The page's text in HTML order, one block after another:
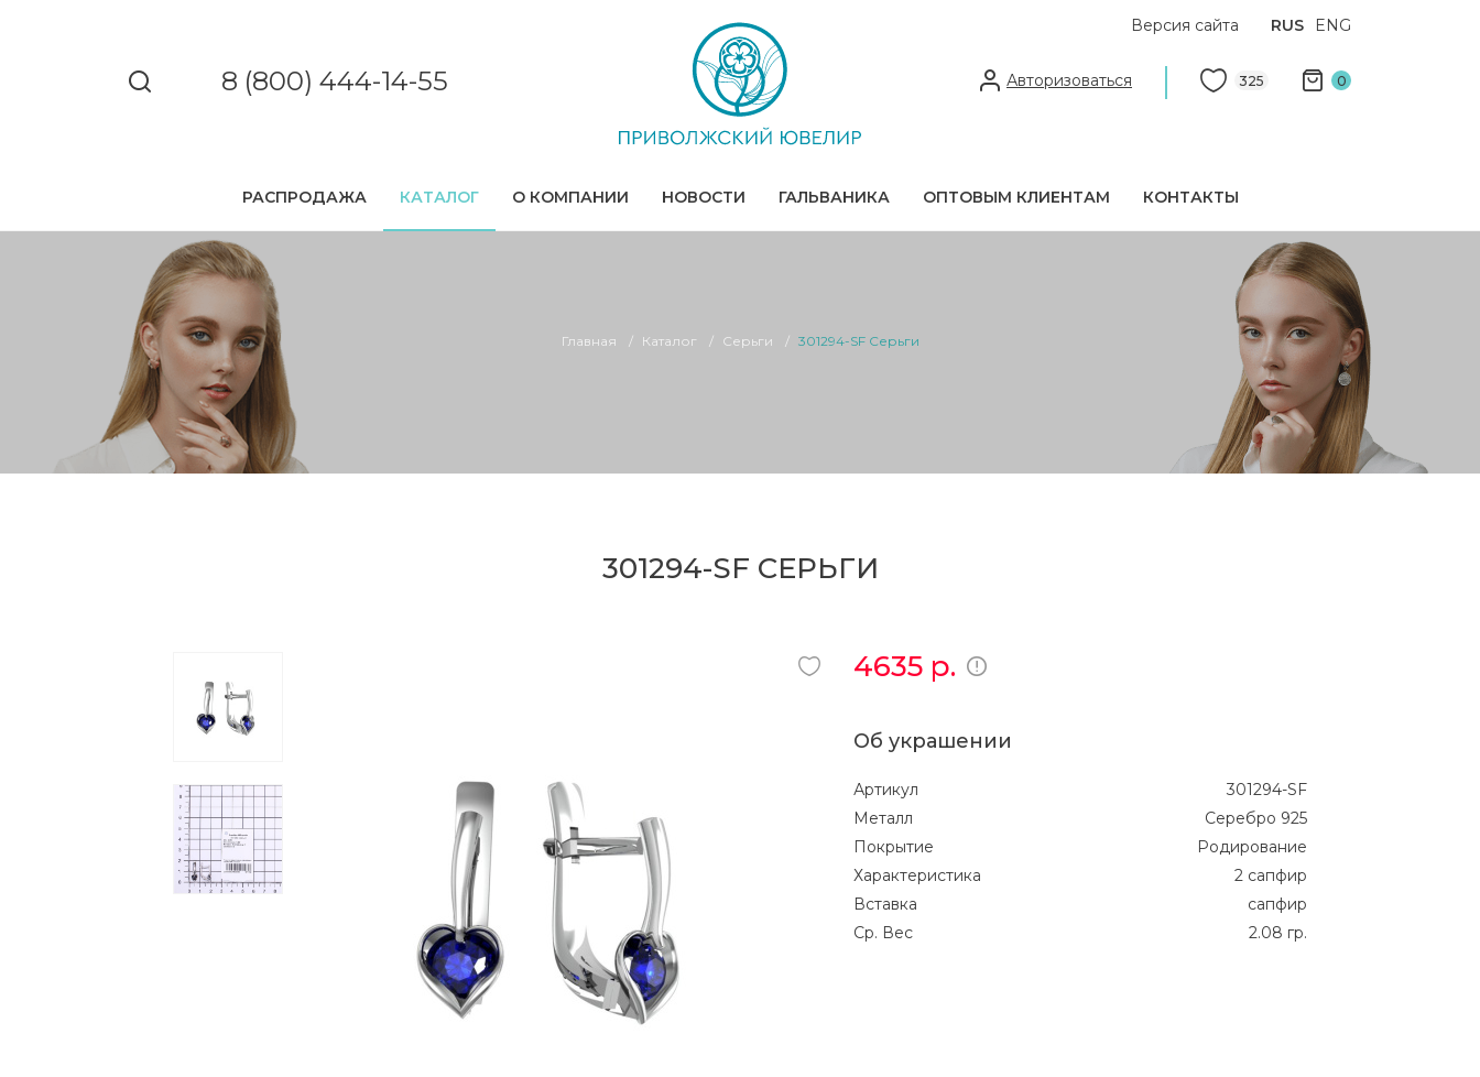
8 (800) 444-14-55
Версия сайта RUS ENG
Авторизоваться 325 0
РАСПРОДАЖА КАТАЛОГ О КОМПАНИИ НОВОСТИ ГАЛЬВАНИКА ОПТОВЫМ КЛИЕНТАМ КОНТАКТЫ
Главная Каталог Серьги 301294-SF Серьги
301294-SF СЕРЬГИ
4635 р.
Об украшении
Артикул
301294-SF
Металл
Серебро 925
Покрытие
Родирование
Характеристика
2 сапфир
Вставка
сапфир
Ср. Вес
2.08 гр.